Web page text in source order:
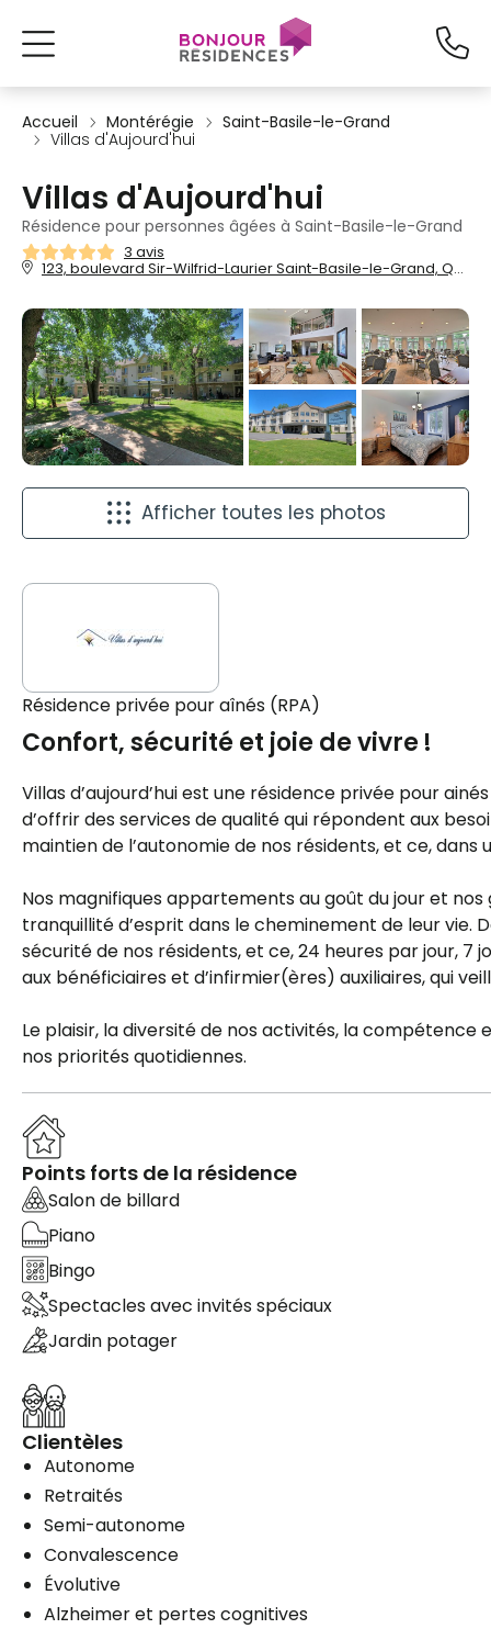
Accueil Montérégie
Saint-Basile-le-Grand
Villas d'Aujourd'hui
Villas d'Aujourd'hui
Résidence pour personnes âgées à Saint-Basile-le-Grand
3 avis
123, boulevard Sir-Wilfrid-Laurier Saint-Basile-le-Grand, QC, J3N 1M2
Afficher toutes les photos
Résidence privée pour aînés (RPA)
Confort, sécurité et joie de vivre !
Villas d’aujourd’hui est une résidence privée pour
d’offrir des services de qualité qui répondent aux
maintien de l’autonomie de nos résidents, et ce,
Nos magnifiques appartements au goût du jour et
tranquillité d’esprit dans le cheminement de leur vie.
sécurité de nos résidents, et ce, 24 heures par jour,
aux bénéficiaires et d’infirmier(ères) auxiliaires, qui
Le plaisir, la diversité de nos activités, la
nos priorités quotidiennes.
Points forts de la résidence
Salon de billard
Piano
Bingo
Spectacles avec invités spéciaux
Jardin potager
Clientèles
Autonome
Retraités
Semi-autonome
Convalescence
Évolutive
Alzheimer et pertes cognitives